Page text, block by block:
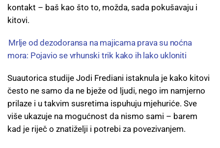
kontakt – baš kao što to, možda, sada pokušavaju i
kitovi.
Mrlje od dezodoransa na majicama prava su noćna
mora: Pojavio se vrhunski trik kako ih lako ukloniti
Suautorica studije Jodi Frediani istaknula je kako kitovi
često ne samo da ne bježe od ljudi, nego im namjerno
prilaze i u takvim susretima ispuhuju mjehuriće. Sve
više ukazuje na mogućnost da nismo sami – barem
kad je riječ o znatiželji i potrebi za povezivanjem.